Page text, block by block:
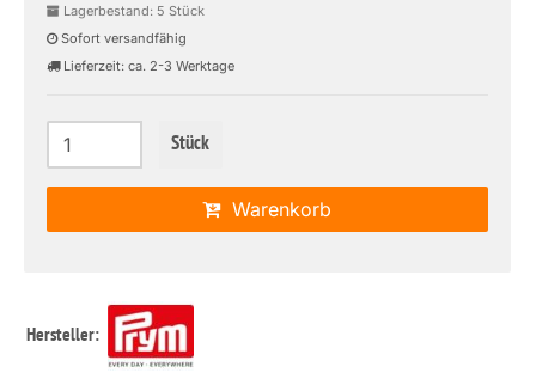
Lagerbestand: 5 Stück
Sofort versandfähig
Lieferzeit: ca. 2-3 Werktage
Stück
Warenkorb
Hersteller: